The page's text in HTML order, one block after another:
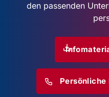
den passenden